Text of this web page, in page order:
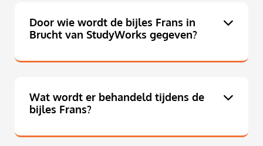
Door wie wordt de bijles Frans in
Brucht van StudyWorks gegeven?
Wat wordt er behandeld tijdens de
bijles Frans?